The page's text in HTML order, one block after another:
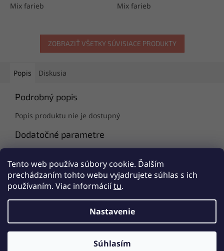
Tento web používa súbory cookie. Ďalším
prechádzaním tohto webu vyjadrujete súhlas s ich
používaním. Viac informáciítu.
Nastavenie
Súhlasím
Mix farieb
Mix farieb
ZOBRAZIŤ VŠETKY SÚVISIACE PRODUKTY
Popis Diskusia
Podrobný popis
Popis produktu nie je dostupný
Dodatočné parametre
EAN
Zvoľte variant
Vytvoril Shoptet
SKARJA Slovakia. Všetky práva vyhradené.